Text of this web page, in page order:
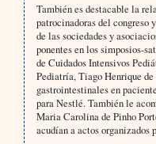
También es destacable la
patrocinadoras del congreso
de las sociedades y
ponentes en los simposios-
de Cuidados Intensivos
Pediatría, Tiago Henrique de
gastrointestinales en
para Nestlé. También le
Maria Carolina de Pinho
acudían a actos organizados